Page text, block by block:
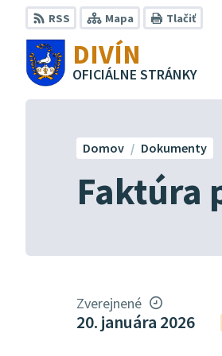
Preskočiť
na
obsah
RSS Mapa Tlačiť
DIVÍN
OFICIÁLNE STRÁNKY
Faktúra
Domov Dokumenty
Zverejnené
20. januára 2026